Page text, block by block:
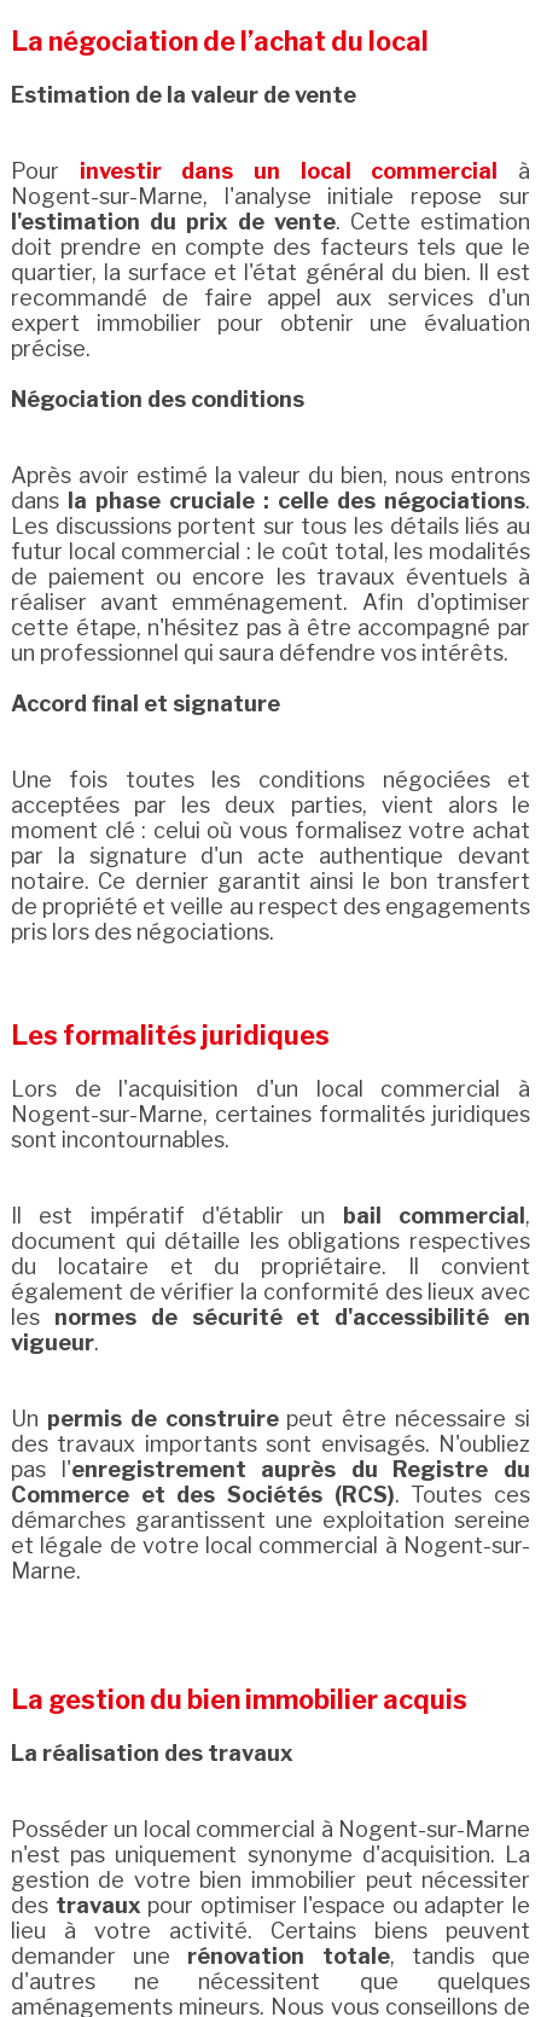
La négociation de l’achat du local
Estimation de la valeur de vente
Pour investir dans un local commercial
à
Nogent-sur-Marne, l'analyse initiale repose sur
l'estimation du prix de vente. Cette estimation
doit prendre en compte des facteurs tels que le
quartier, la surface et l'état général du bien. Il est
recommandé de faire appel aux services d'un
expert immobilier pour obtenir une évaluation
précise.
Négociation des conditions
Après avoir estimé la valeur du bien, nous entrons
dans
la phase cruciale : celle des négociations.
Les discussions portent sur tous les détails liés au
futur local commercial : le coût total, les modalités
de paiement ou encore les travaux éventuels à
réaliser avant emménagement. Afin d'optimiser
cette étape, n'hésitez pas à être accompagné par
un professionnel qui saura défendre vos intérêts.
Accord final et signature
Une fois toutes les conditions négociées et
acceptées par les deux parties, vient alors le
moment clé : celui où vous formalisez votre achat
par la signature d'un acte authentique devant
notaire. Ce dernier garantit ainsi le bon transfert
de propriété et veille au respect des engagements
pris lors des négociations.
Les formalités juridiques
Lors de l'acquisition d'un local commercial à
Nogent-sur-Marne, certaines formalités juridiques
sont incontournables.
Il est impératif d'établir un bail commercial ,
document qui détaille les obligations respectives
du locataire et du propriétaire. Il convient
également de vérifier la conformité des lieux avec
les normes de sécurité et d'accessibilité en
vigueur.
Un permis de construirepeut être nécessaire si
des travaux importants sont envisagés. N'oubliez
pas l'enregistrement auprès du Registre du
Commerce et des Sociétés (RCS). Toutes ces
démarches garantissent une exploitation sereine
et légale de votre local commercial à Nogent-sur-
Marne.
La gestion du bien immobilier acquis
La réalisation des travaux
Posséder un local commercial à Nogent-sur-Marne
n'est pas uniquement synonyme d'acquisition. La
gestion de votre bien immobilier peut nécessiter
des travaux pour optimiser l'espace ou adapter le
lieu à votre activité. Certains biens peuvent
demander une rénovation totale, tandis que
d'autres ne nécessitent que quelques
aménagements mineurs. Nous vous conseillons de